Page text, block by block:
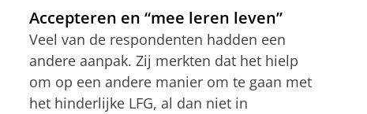
Accepteren en “mee leren leven”
Veel van de respondenten hadden een
andere aanpak. Zij merkten dat het hielp
om op een andere manier om te gaan met
het hinderlijke LFG, al dan niet in